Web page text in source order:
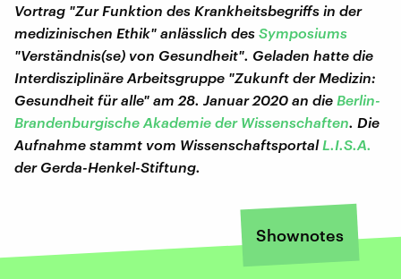
Vortrag "Zur Funktion des Krankheitsbegriffs in der
medizinischen Ethik" anlässlich des Symposiums
"Verständnis(se) von Gesundheit". Geladen hatte die
Interdisziplinäre Arbeitsgruppe "Zukunft der Medizin:
Gesundheit für alle" am 28. Januar 2020 an die Berlin-
Brandenburgische Akademie der Wissenschaften. Die
Aufnahme stammt vom Wissenschaftsportal L.I.S.A.
der Gerda-Henkel-Stiftung.
Shownotes